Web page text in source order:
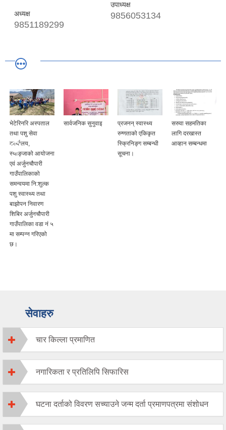
अध्यक्ष
9851189299
उपाध्यक्ष
9856053134
भेटेरिनरि अस्पताल
तथा पशु सेवा
कार्यालय,
स्याङ्जाको आयोजना
एवं अर्जुनचौपारी
गाउँपालिकाको
समन्वयमा नि:शुल्क
पशु स्वास्थ्य तथा
बाझोपन निवारण
शिबिर अर्जुनचौपारी
गाउँपालिका वडा नं ५
मा सम्पन्न गरिएको
छ।
सार्वजनिक सुनुवाइ
प्रजनन् स्वास्थ्य
रुग्णताको एकिकृत
स्क्रिनिङ्ग सम्बन्धी
सूचना।
सरुवा सहमतिका
लागि दरखास्त
आव्हान सम्बन्धमा
सेवाहरु
चार किल्ला प्रमाणित
नगारिकता र प्रतिलिपि सिफारिस
घटना दर्ताको विवरण सच्याउने जन्म दर्ता प्रमाणपत्रमा संशोधन